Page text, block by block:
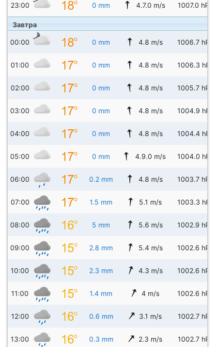
23:00 0 mm 4.7.0 m/s 1007.0 hPa
Завтра
00:00 0 mm 4.8 m/s 1006.7 hPa
01:00 0 mm 4.8 m/s 1006.3 hPa
02:00 0 mm 4.8 m/s 1005.7 hPa
03:00 0 mm 4.8 m/s 1004.9 hPa
04:00 0 mm 4.8 m/s 1004.4 hPa
05:00 0 mm 4.9.0 m/s 1004.0 hPa
06:00 0.2 mm 4.8 m/s 1003.7 hPa
07:00 1.5 mm 5.1 m/s 1003.3 hPa
08:00 5 mm 5.6 m/s 1002.9 hPa
09:00 2.8 mm 5.4 m/s 1002.6 hPa
10:00 2.3 mm 4.3 m/s 1002.6 hPa
11:00 1.4 mm 4 m/s 1002.6 hPa
12:00 0.6 mm 3.1 m/s 1002.7 hPa
13:00 0.3 mm 2.3 m/s 1002.7 hPa